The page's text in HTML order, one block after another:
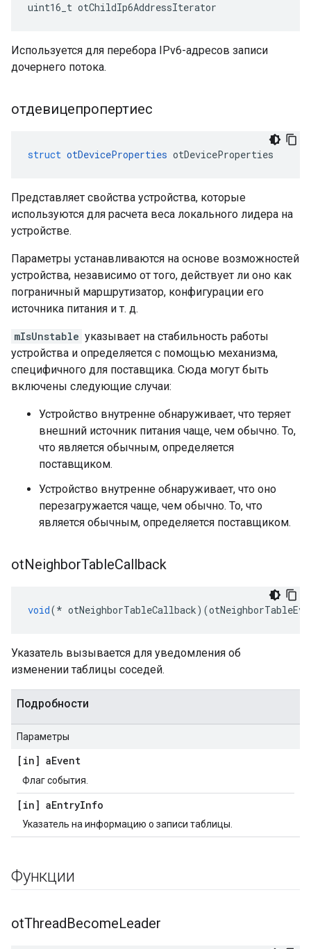
uint16_t otChildIp6AddressIterator
Используется для перебора IPv6-адресов записи
дочернего потока.
отдевицепропертиес
struct otDeviceProperties otDeviceProperties
Представляет свойства устройства, которые
используются для расчета веса локального лидера на
устройстве.
Параметры устанавливаются на основе возможностей
устройства, независимо от того, действует ли оно как
пограничный маршрутизатор, конфигурации его
источника питания и т. д.
mIsUnstable указывает на стабильность работы
устройства и определяется с помощью механизма,
специфичного для поставщика. Сюда могут быть
включены следующие случаи:
Устройство внутренне обнаруживает, что теряет
внешний источник питания чаще, чем обычно. То,
что является обычным, определяется
поставщиком.
Устройство внутренне обнаруживает, что оно
перезагружается чаще, чем обычно. То, что
является обычным, определяется поставщиком.
otNeighborTableCallback
void(* otNeighborTableCallback)(
Указатель вызывается для уведомления об
изменении таблицы соседей.
Подробности
Параметры
[in] aEvent
Флаг события.
[in] aEntryInfo
Указатель на информацию о записи таблицы.
Функции
otThreadBecomeLeader